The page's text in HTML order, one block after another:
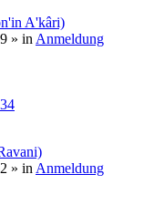
A'kâri)
» in Anmeldung
» in Anmeldung